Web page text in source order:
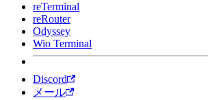
reTerminal
reRouter
Odyssey
Wio Terminal
Discord
メール